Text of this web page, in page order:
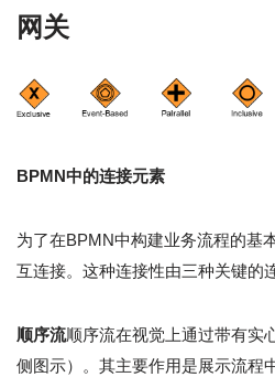
网关
BPMN中的连接元素
为了在BPMN中构建业务流程的基
互连接。这种连接性由三种关键的
顺序流顺序流在视觉上通过带有实
侧图示）。其主要作用是展示流程